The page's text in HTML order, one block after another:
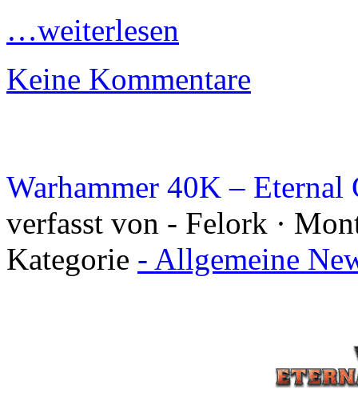
…weiterlesen
Keine Kommentare
Warhammer 40K – Eternal
verfasst von - Felork ·
Kategorie - Allgemeine